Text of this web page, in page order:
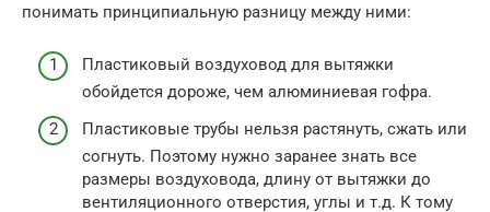
понимать принципиальную разницу между ними:
Пластиковый воздуховод для вытяжки
обойдется дороже, чем алюминиевая гофра.
Пластиковые трубы нельзя растянуть, сжать или
согнуть. Поэтому нужно заранее знать все
размеры воздуховода, длину от вытяжки до
вентиляционного отверстия, углы и т.д. К тому